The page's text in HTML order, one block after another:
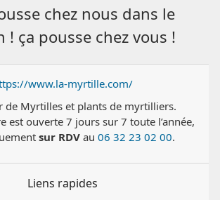
chez nous dans le
! ça pousse chez vous !
www.la-myrtille.com/
de Myrtilles et plants de myrtilliers.
est ouverte 7 jours sur 7 toute l’année,
sur RDVau 06 32 23 02 00.
Liens rapides